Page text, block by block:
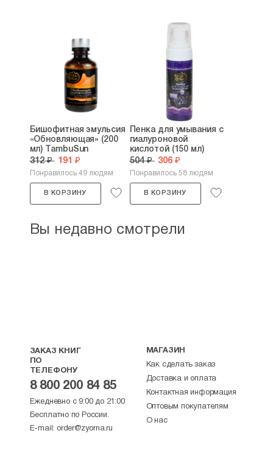
Бишофитная эмульсия
«Обновляющая» (200
мл) TambuSun
312 ₽ 191 ₽
Понравилось 49 людям
В КОРЗИНУ
Пенка для умывания с
гиалуроновой
кислотой (150 мл)
504 ₽ 306 ₽
Понравилось 58 людям
В КОРЗИНУ
Вы недавно смотрели
ЗАКАЗ КНИГ
ПО
ТЕЛЕФОНУ
8 800 200 84 85
Ежедневно с 9:00 до 21:00
Бесплатно по России.
E-mail: order@zyorna.ru
МАГАЗИН
Как сделать заказ
Доставка и оплата
Контактная информация
Оптовым покупателям
О нас